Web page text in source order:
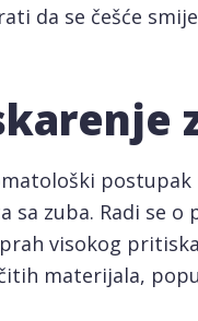
da se češće
sa zuba. Radi se
visokog
materijala,